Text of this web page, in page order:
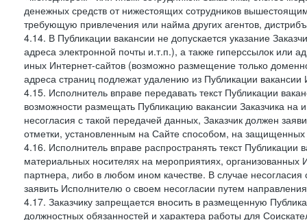
денежных средств от нижестоящих сотрудников
требующую привлечения или найма других агентов,
4.14. В Публикации вакансии не допускается указание
адреса электронной почты и.т.п.), а также гиперссылок или
иных Интернет-сайтов (возможно размещение только
адреса страниц подлежат удалению из Публикации
4.15. Исполнитель вправе передавать текст Публикации
возможности размещать Публикацию вакансии Заказчика
несогласия с такой передачей данных, Заказчик должен
отметки, установленным на Сайте способом, на защищенных
4.16. Исполнитель вправе распространять текст
материальных носителях на мероприятиях, организованных
партнера, либо в любом ином качестве. В случае
заявить Исполнителю о своем несогласии путем
4.17. Заказчику запрещается вносить в размещенную
должностных обязанностей и характера работы для